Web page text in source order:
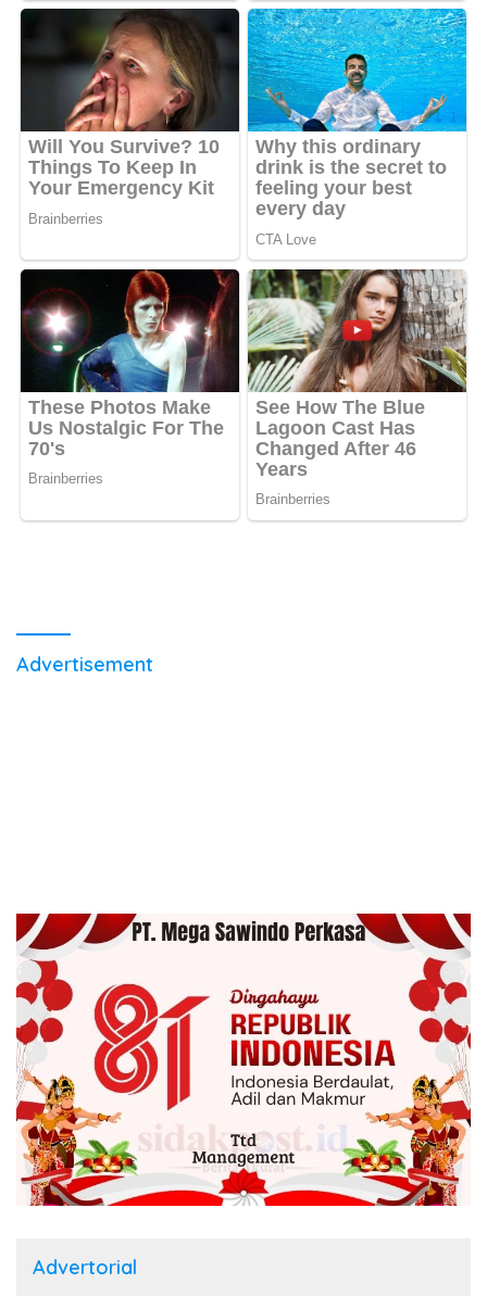
Advertisement
Advertorial